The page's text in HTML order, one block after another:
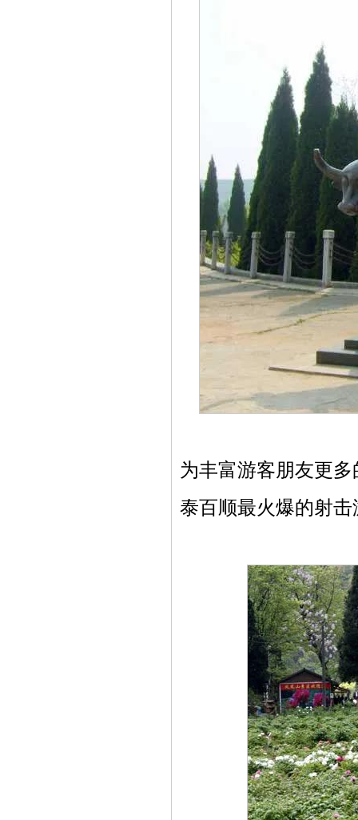
为丰富游客朋友更
泰百顺最火爆的射